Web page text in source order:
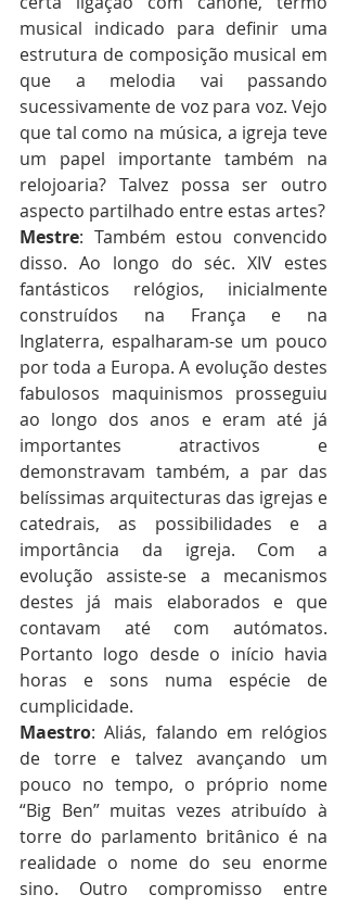
musical indicado para definir uma
estrutura de composição musical em
que a melodia vai passando
sucessivamente de voz para voz. Vejo
que tal como na música, a igreja teve
um papel importante também na
relojoaria? Talvez possa ser outro
aspecto partilhado entre estas artes?
Mestre: Também estou convencido
disso. Ao longo do séc. XIV estes
fantásticos relógios, inicialmente
construídos na França e na
Inglaterra, espalharam-se um pouco
por toda a Europa. A evolução destes
fabulosos maquinismos prosseguiu
ao longo dos anos e eram até já
importantes atractivos e
demonstravam também, a par das
belíssimas arquitecturas das igrejas e
catedrais, as possibilidades e a
importância da igreja. Com a
evolução assiste-se a mecanismos
destes já mais elaborados e que
contavam até com autómatos.
Portanto logo desde o início havia
horas e sons numa espécie de
cumplicidade.
Maestro: Aliás, falando em relógios
de torre e talvez avançando um
pouco no tempo, o próprio nome
“Big Ben” muitas vezes atribuído à
torre do parlamento britânico é na
realidade o nome do seu enorme
sino. Outro compromisso entre